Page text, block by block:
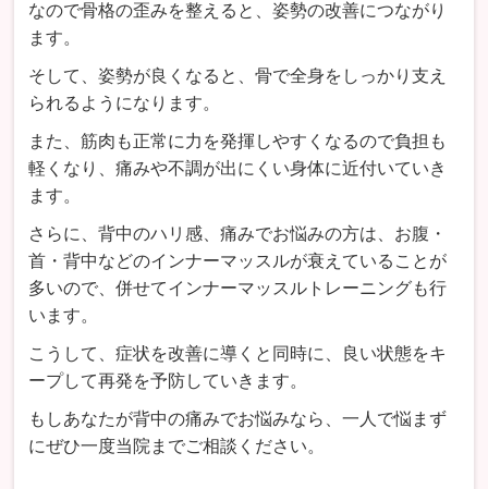
なので骨格の歪みを整えると、姿勢の改善につながり
ます。
そして、姿勢が良くなると、骨で全身をしっかり支え
られるようになります。
また、筋肉も正常に力を発揮しやすくなるので負担も
軽くなり、痛みや不調が出にくい身体に近付いていき
ます。
さらに、背中のハリ感、痛みでお悩みの方は、お腹・
首・背中などのインナーマッスルが衰えていることが
多いので、併せてインナーマッスルトレーニングも行
います。
こうして、症状を改善に導くと同時に、良い状態をキ
ープして再発を予防していきます。
もしあなたが背中の痛みでお悩みなら、一人で悩まず
にぜひ一度当院までご相談ください。